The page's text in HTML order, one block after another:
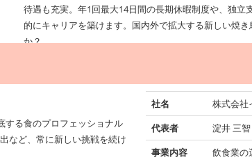
待遇も充実。年1回最大14日間の長期休暇制度や、独立
的にキャリアを築けます。国内外で拡大する新しい焼
か？
する食のプロフェッショナル
など、常に新しい挑戦を続け
社名
株式会社
代表者
淀井 三智
事業内容
飲食業の